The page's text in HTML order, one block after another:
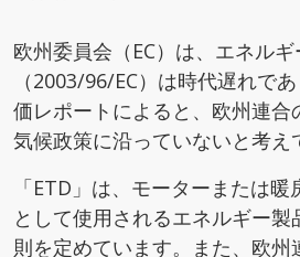
欧州委員会（EC）は、エネルギ
（2003/96/EC）は時代遅れで
価レポートによると、欧州連合
気候政策に沿っていないと考え
「ETD」は、モーターまたは
として使用されるエネルギー
則を定めています。また、欧州